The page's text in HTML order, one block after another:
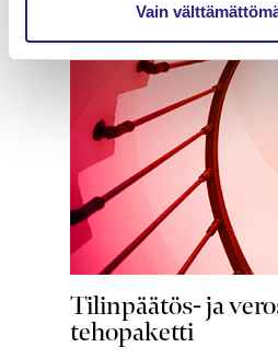
Vain
Tilinpäätös- ja
tehopaketti